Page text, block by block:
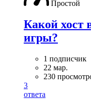
Простой
Какой хост
игры?
1 подписчик
22 мар.
230
3
ответа